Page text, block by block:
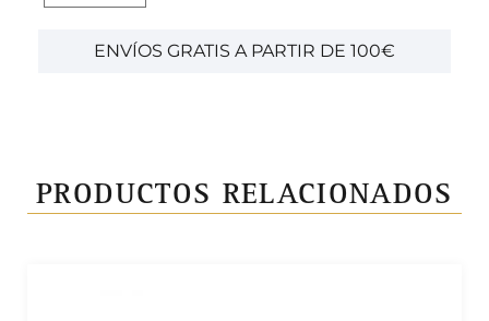
ENVÍOS GRATIS A PARTIR DE 100€
PRODUCTOS RELACIONADOS